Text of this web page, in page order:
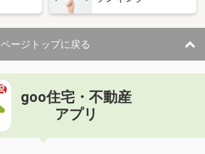
ページトップに戻る
goo住宅・不動産
アプリ